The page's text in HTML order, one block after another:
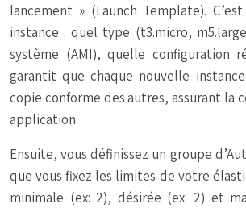
lancement » (Launch Template).
instance : quel type (t3.micro,
système (AMI), quelle configuration
garantit que chaque nouvelle
copie conforme des autres, assurant la
application.
Ensuite, vous définissez un groupe
que vous fixez les limites de votre
minimale (ex: 2), désirée (ex: 2) et